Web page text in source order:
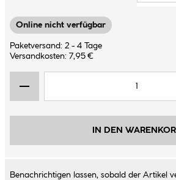
Online nicht verfügbar
Paketversand: 2 - 4 Tage
Versandkosten: 7,95 €
IN DEN
Benachrichtigen lassen, sobald der Artikel